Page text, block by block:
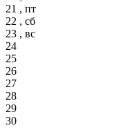
21 , пт
22 , сб
23 , вс
24
25
26
27
28
29
30